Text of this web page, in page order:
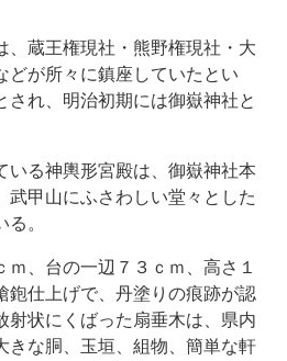
、蔵王権現社・熊野権現社・大
どが所々に鎮座していたとい
され、明治初期には御嶽神社と
いる神輿形宮殿は、御嶽神社本
武甲山にふさわしい堂々とした
。
、台の一辺７３ｃｍ、高さ１
鉋仕上げで、丹塗りの痕跡が認
射状にくばった扇垂木は、県内
きな胴、玉垣、組物、簡単な軒